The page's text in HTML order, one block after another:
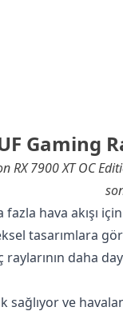
Gaming
RX 7900 XT OC
hava akışı
tasarımlara
daha
ve